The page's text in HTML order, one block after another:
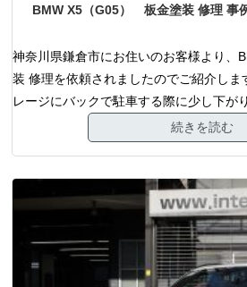
BMW X5（G05） 板金塗装 修理 事
神奈川県鎌倉市にお住いのお客様より、
装 修理を依頼されましたのでご紹介し
レージにバックで駐車する際に少し下が
続きを読む